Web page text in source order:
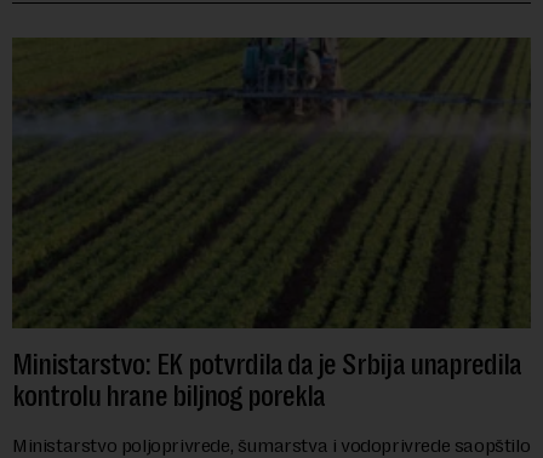
Ministarstvo: EK potvrdila da je Srbija unapredila
kontrolu hrane biljnog porekla
Ministarstvo poljoprivrede, šumarstva i vodoprivrede saopštilo